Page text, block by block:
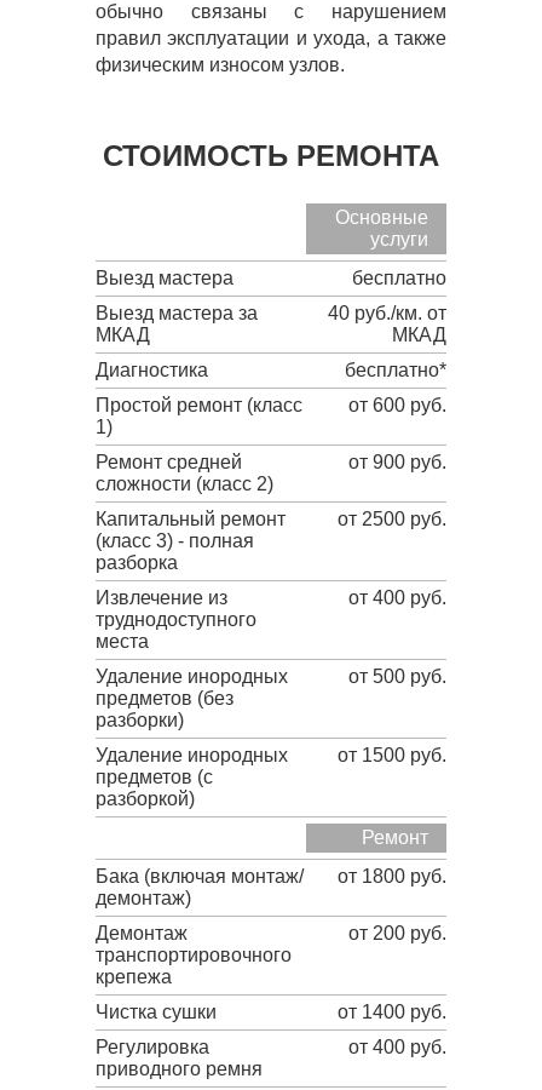
обычно связаны с нарушением
правил эксплуатации и ухода, а также
физическим износом узлов.
СТОИМОСТЬ РЕМОНТА
Основные
услуги
Выезд мастера
бесплатно
Выезд мастера за
МКАД
40 руб./км. от
МКАД
Диагностика
бесплатно*
Простой ремонт (класс
1)
от 600 руб.
Ремонт средней
сложности (класс 2)
от 900 руб.
Капитальный ремонт
(класс 3) - полная
разборка
от 2500 руб.
Извлечение из
труднодоступного
места
от 400 руб.
Удаление инородных
предметов (без
разборки)
от 500 руб.
Удаление инородных
предметов (с
разборкой)
от 1500 руб.
Ремонт
Бака (включая монтаж/
демонтаж)
от 1800 руб.
Демонтаж
транспортировочного
крепежа
от 200 руб.
Чистка сушки
от 1400 руб.
Регулировка
приводного ремня
от 400 руб.